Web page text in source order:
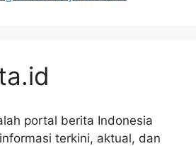
portal berita Indonesia
terkini, aktual, dan